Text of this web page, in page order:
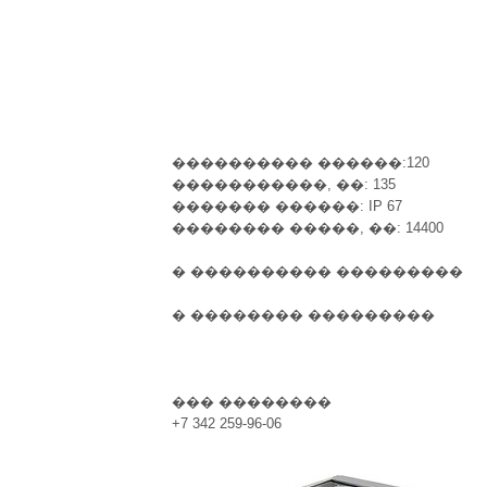
���������� ������:120
�����������, ��: 135
������� ������: IP 67
�������� �����, ��: 14400
� ���������� ���������
� �������� ���������
��� ��������
+7 342 259-96-06